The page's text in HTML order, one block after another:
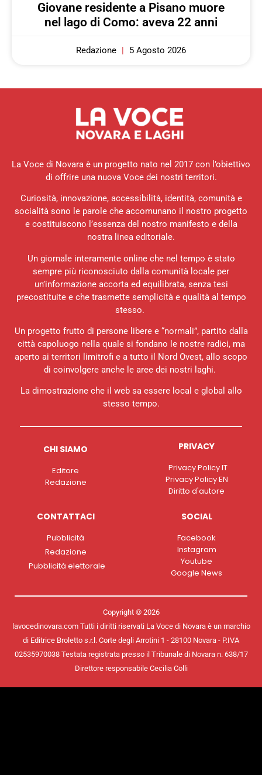
Giovane residente a Pisano muore
nel lago di Como: aveva 22 anni
Redazione 5 Agosto 2026
La Voce di Novara è un progetto nato nel 2017 con l’obiettivo
di offrire una nuova Voce dei nostri territori.
Curiosità, innovazione, accessibilità, identità, comunità e
socialità sono le parole che accomunano il nostro progetto
e costituiscono l’essenza del nostro manifesto e della
nostra linea editoriale.
Un giornale interamente online che nel tempo è stato
sempre più riconosciuto dalla comunità locale per
un’informazione accorta ed equilibrata, senza tesi
precostituite e che trasmette semplicità e qualità al tempo
stesso.
Un progetto frutto di persone libere e “normali”, partito dalla
città capoluogo nella quale si fondano le nostre radici, ma
aperto ai territori limitrofi e a tutto il Nord Ovest, allo scopo
di coinvolgere anche le aree dei nostri laghi.
La dimostrazione che il web sa essere local e global allo
stesso tempo.
CHI SIAMO
Editore
Redazione
PRIVACY
Privacy Policy IT
Privacy Policy EN
Diritto d'autore
CONTATTACI
Pubblicità
Redazione
Pubblicità elettorale
SOCIAL
Facebook
Instagram
Youtube
Google News
Copyright © 2026
lavocedinovara.com Tutti i diritti riservati La Voce di Novara è un marchio
di Editrice Broletto s.r.l. Corte degli Arrotini 1 - 28100 Novara - P.IVA
02535970038 Testata registrata presso il Tribunale di Novara n. 638/17
Direttore responsabile Cecilia Colli